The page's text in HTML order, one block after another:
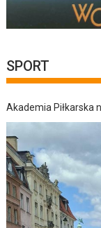
SPORT
Akademia Piłkarska